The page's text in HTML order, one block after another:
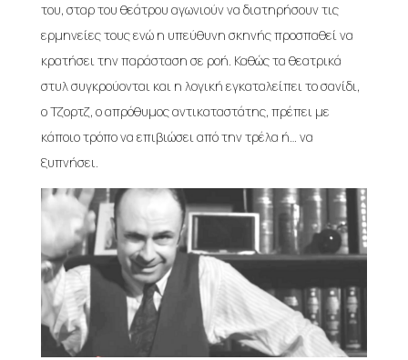
του, σταρ του θεάτρου αγωνιούν να διατηρήσουν τις
ερμηνείες τους ενώ η υπεύθυνη σκηνής προσπαθεί να
κρατήσει την παράσταση σε ροή. Καθώς τα θεατρικά
στυλ συγκρούονται και η λογική εγκαταλείπει το σανίδι,
ο Τζορτζ, ο απρόθυμος αντικαταστάτης, πρέπει με
κάποιο τρόπο να επιβιώσει από την τρέλα ή… να
ξυπνήσει.